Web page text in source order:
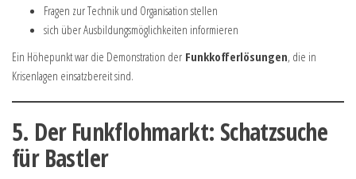
Fragen zur Technik und Organisation stellen
sich über Ausbildungsmöglichkeiten informieren
Ein Höhepunkt war die Demonstration der Funkkofferlösungen, die in
Krisenlagen einsatzbereit sind.
5. Der Funkflohmarkt: Schatzsuche
für Bastler